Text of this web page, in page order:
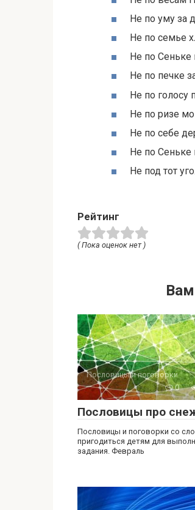
Не по уму за
Не по семье
Не по Сеньке
Не по печке
Не по голосу
Не по ризе
Не по себе
Не по Сеньке
Не под тот
Рейтинг
( Пока оценок нет )
Пословицы и поговорки
0
Пословицы про
Пословицы и поговорки со
пригодиться детям для
задания. Февраль